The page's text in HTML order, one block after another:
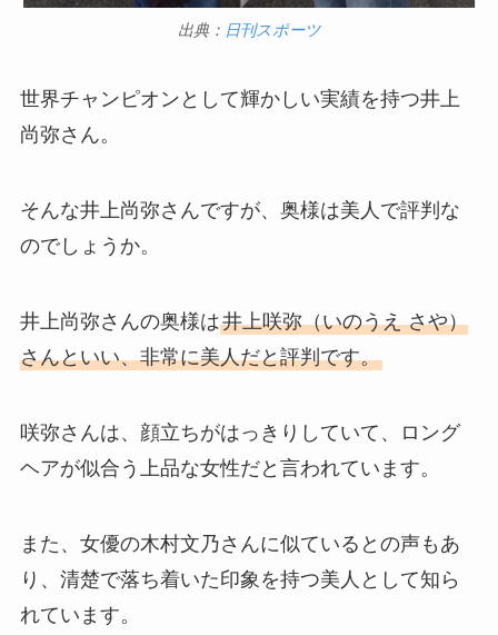
出典： 日刊スポーツ
世界チャンピオンとして輝かしい実績を持つ井上
尚弥さん。
そんな井上尚弥さんですが、奥様は美人で評判な
のでしょうか。
井上尚弥さんの奥様は井上咲弥（いのうえ さや）
さんといい、非常に美人だと評判です。
咲弥さんは、顔立ちがはっきりしていて、ロング
ヘアが似合う上品な女性だと言われています。
また、女優の木村文乃さんに似ているとの声もあ
り、清楚で落ち着いた印象を持つ美人として知ら
れています。